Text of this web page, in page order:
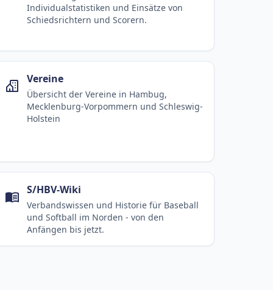
Individualstatistiken und Einsätze von
Schiedsrichtern und Scorern.
Vereine
Übersicht der Vereine in Hambug,
Mecklenburg-Vorpommern und Schleswig-
Holstein
S/HBV-Wiki
Verbandswissen und Historie für Baseball
und Softball im Norden - von den
Anfängen bis jetzt.